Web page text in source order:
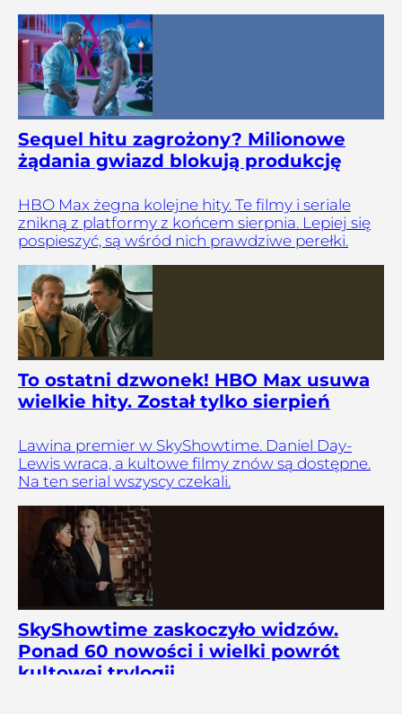
Sequel hitu zagrożony? Milionowe
żądania gwiazd blokują produkcję
To ostatni dzwonek! HBO Max usuwa
wielkie hity. Został tylko sierpień
HBO Max żegna kolejne hity. Te filmy i seriale
znikną z platformy z końcem sierpnia. Lepiej się
pospieszyć, są wśród nich prawdziwe perełki.
SkyShowtime zaskoczyło widzów.
Ponad 60 nowości i wielki powrót
kultowej trylogii
Lawina premier w SkyShowtime. Daniel Day-
Lewis wraca, a kultowe filmy znów są dostępne.
Na ten serial wszyscy czekali.